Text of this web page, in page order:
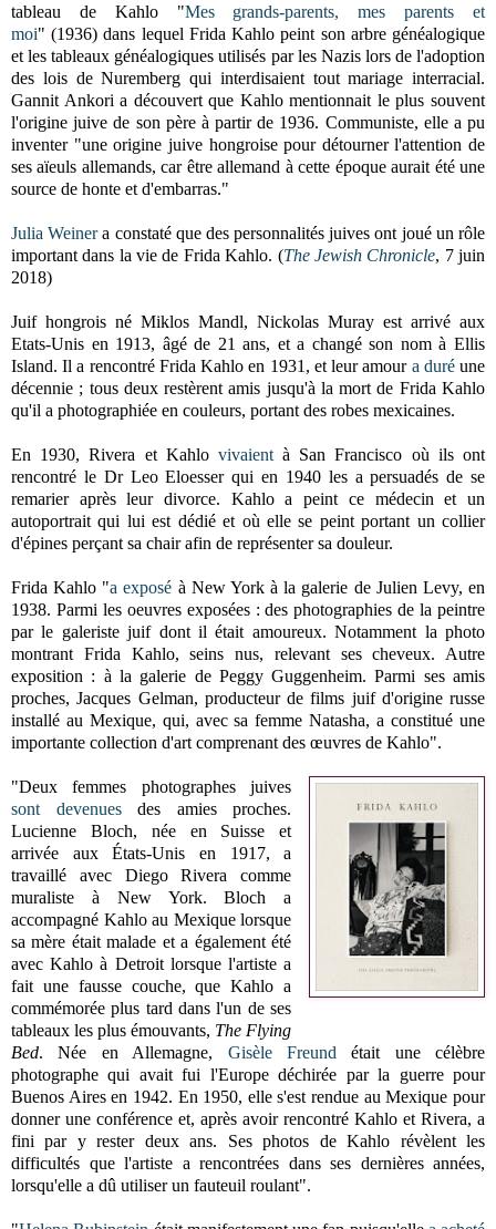
tableau de Kahlo "Mes grands-parents, mes parents et
moi"(1936)dans lequel Frida Kahlo peint son arbre généalogique
et les tableaux généalogiques utilisés par les Nazis lors de l'adoption
des lois de Nuremberg qui interdisaient tout mariage interracial.
Gannit Ankori a découvert que Kahlo mentionnait le plus souvent
l'origine juive de son père à partir de 1936. Communiste, elle a pu
inventer "une origine juive hongroise pour détourner l'attention de
ses aïeuls allemands, car être allemand à cette époque aurait été une
source de honte et d'embarras."
Julia Weinera constaté que des personnalités juives ont joué un rôle
important dans la vie de Frida Kahlo. (The Jewish Chronicle, 7 juin
2018)
Juif hongrois né Miklos Mandl, Nickolas Muray est arrivé aux
Etats-Unis en 1913, âgé de 21 ans, et a changé son nom à Ellis
Island. Il a rencontré Frida Kahlo en 1931, et leur amour a duréune
décennie ; tous deux restèrent amis jusqu'à la mort de Frida Kahlo
qu'il a photographiée en couleurs, portant des robes mexicaines.
En 1930, Rivera et Kahlo vivaientà San Francisco où ils ont
rencontré le Dr Leo Eloesser qui en 1940 les a persuadés de se
remarier après leur divorce. Kahlo a peint ce médecin et un
autoportrait qui lui est dédié et où elle se peint portant un collier
d'épines perçant sa chair afin de représenter sa douleur.
Frida Kahlo "a exposé à New York à la galerie de Julien Levy, en
1938. Parmi les oeuvres exposées : des photographies de la peintre
par le galeriste juif dont il était amoureux. Notamment la photo
montrant Frida Kahlo, seins nus, relevant ses cheveux. Autre
exposition : à la galerie de Peggy Guggenheim. Parmi ses amis
proches, Jacques Gelman, producteur de films juif d'origine russe
installé au Mexique, qui, avec sa femme Natasha, a constitué une
importante collection d'art comprenant des œuvres de Kahlo".
"Deux femmes photographes juives
sont devenuesdes amies proches.
Lucienne Bloch, née en Suisse et
arrivée aux États-Unis en 1917, a
travaillé avec Diego Rivera comme
muraliste à New York. Bloch a
accompagné Kahlo au Mexique lorsque
sa mère était malade et a également été
avec Kahlo à Detroit lorsque l'artiste a
fait une fausse couche, que Kahlo a
commémorée plus tard dans l'un de ses
tableaux les plus émouvants, The Flying
Bed. Née en Allemagne, Gisèle Freund était une célèbre
photographe qui avait fui l'Europe déchirée par la guerre pour
Buenos Aires en 1942. En 1950, elle s'est rendue au Mexique pour
donner une conférence et, après avoir rencontré Kahlo et Rivera, a
fini par y rester deux ans. Ses photos de Kahlo révèlent les
difficultés que l'artiste a rencontrées dans ses dernières années,
lorsqu'elle a dû utiliser un fauteuil roulant".